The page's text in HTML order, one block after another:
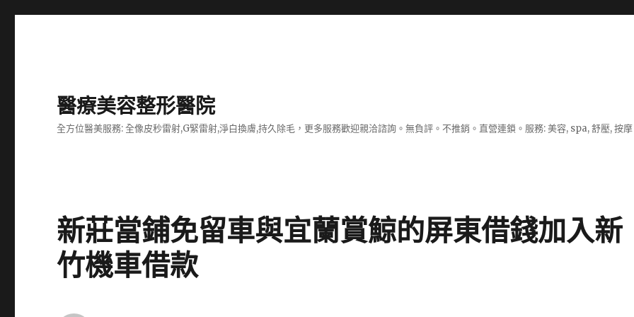
醫療美容整形醫院
全方位醫美服務: 全像皮秒雷射,G緊雷射,淨白換膚,持久除毛，更多服務歡迎親洽諮詢。無負評。不推銷。直營連鎖。服務: 美容, spa, 舒壓, 按摩
新莊當鋪免留車與宜蘭賞鯨的屏東借錢加入新
竹機車借款